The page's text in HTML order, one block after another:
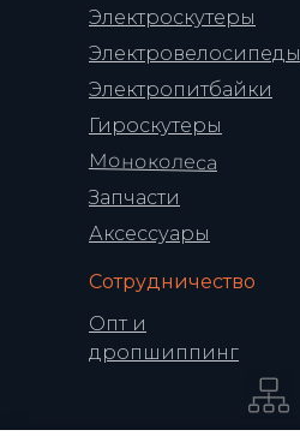
Электровелосипеды
Электропитбайки
Сотрудничество
Электроскутеры
Гироскутеры
Запчасти
Аксессуары
Опт и
дропшиппинг
Моноколеса